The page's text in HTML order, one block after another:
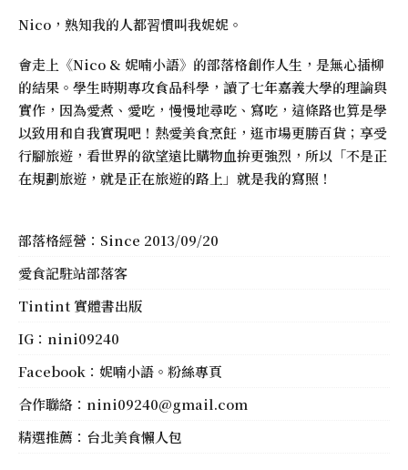
Nico，熟知我的人都習慣叫我妮妮。
會走上《Nico & 妮喃小語》的部落格創作人生，是無心插柳
的結果。學生時期專攻食品科學，讀了七年嘉義大學的理論與
實作，因為愛煮、愛吃，慢慢地尋吃、寫吃，這條路也算是學
以致用和自我實現吧！熱愛美食烹飪，逛市場更勝百貨；享受
行腳旅遊，看世界的欲望遠比購物血拚更強烈，所以「不是正
在規劃旅遊，就是正在旅遊的路上」就是我的寫照！
部落格經營：Since 2013/09/20
愛食記駐站部落客
Tintint 實體書出版
IG： nini09240
Facebook： 妮喃小語。粉絲專頁
合作聯絡： nini09240@gmail.com
精選推薦： 台北美食懶人包